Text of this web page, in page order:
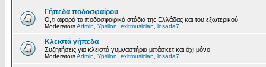
Γήπεδα ποδοσφαίρου
Ό,τι αφορά τα ποδοσφαιρικά στάδια της Ελλάδας και του εξωτερικού
ModeratorsAdmin Ypsilon exitmusician losada7
Κλειστά γήπεδα
Συζητήσεις για κλειστά γυμναστήρια μπάσκετ και όχι μόνο
ModeratorsAdmin Ypsilon exitmusician losada7